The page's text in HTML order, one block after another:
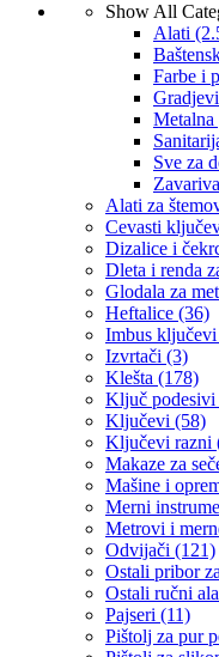
Show All
Alati
Farbe i
Metalna
Sve za
Alati za
Cevasti
Dizalice i
Dleta i renda
Glodala za
Heftalice (36)
Imbus
Izvrtači (3)
Klešta (178)
Ključ
Ključevi (58)
Ključevi razni
Makaze za
Mašine i
Merni
Metrovi i
Odvijači (121)
Ostali pribor
Ostali ručni
Pajseri (11)
Pištolj za pur